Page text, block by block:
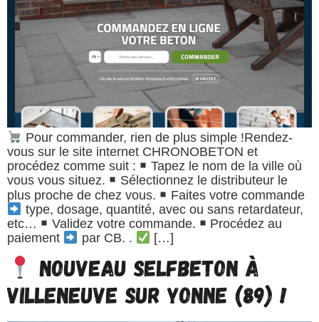
Pour commander, rien de plus simple !Rendez-
vous sur le site internet CHRONOBETON et
procédez comme suit :
Tapez le nom de la ville où
vous vous situez.
Sélectionnez le distributeur le
plus proche de chez vous.
Faites votre commande
type, dosage, quantité, avec ou sans retardateur,
etc…
Validez votre commande.
Procédez au
paiement
par CB. . […]
Nouveau SELFBETON à
VILLENEUVE SUR YONNE (89) !